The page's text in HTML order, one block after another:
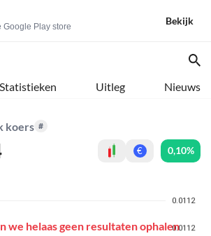
Google Play store
Bekijk
Statistieken Uitleg Nieuws
koers #
€ 0,10%
we helaas geen resultaten ophalen